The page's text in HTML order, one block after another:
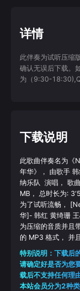
详情
此伴奏为试听压缩
确认无误后下载。
为（9:30-
下载说明
此歌曲伴奏名为《
年华》， 由歌手
纳乐队 演唱， 歌
MB， 总时长为:
为了试听流畅，
华]- 韩红 黄绮珊
为压缩的音质并且
的 MP3 格式， 并
特别说明：下载后
请确定好是否为您
载后不支持任何理
本站会员分为2种